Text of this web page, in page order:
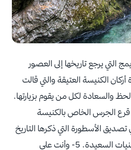
التي يرجع تاريخها إلى العصور
الكنيسة العتيقة والتي قالت
والسعادة لكل من يقوم بزيارتها.
قرع الجرس الخاص بالكنيسة
الأسطورة التي ذكرها التاريخ
عن الكنيسة وتحقيق الأمنيات السعيدة. 5- وأنت على